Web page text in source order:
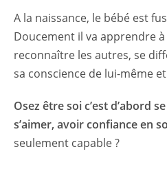
A la naissance, le bébé est
Doucement il va apprendre
reconnaître les autres, se
sa conscience de lui-même
Osez être soi c’est d’abord
s’aimer, avoir confiance en
seulement capable ?